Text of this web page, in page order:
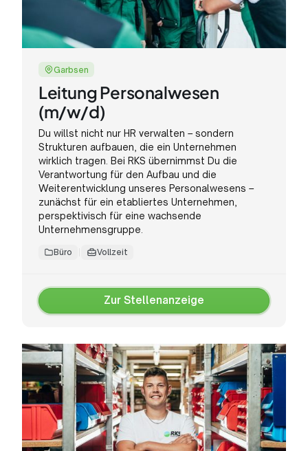
Garbsen
Leitung Personalwesen
(m/w/d)
Du willst nicht nur HR verwalten – sondern
Strukturen aufbauen, die ein Unternehmen
wirklich tragen. Bei RKS übernimmst Du die
Verantwortung für den Aufbau und die
Weiterentwicklung unseres Personalwesens –
zunächst für ein etabliertes Unternehmen,
perspektivisch für eine wachsende
Unternehmensgruppe.
Büro Vollzeit
Zur Stellenanzeige
Zur